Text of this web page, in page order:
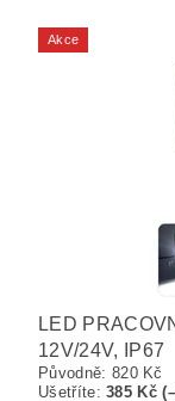
Akce
LED
12V/24V, IP67
Původně: 820 Kč
Ušetříte:385 Kč